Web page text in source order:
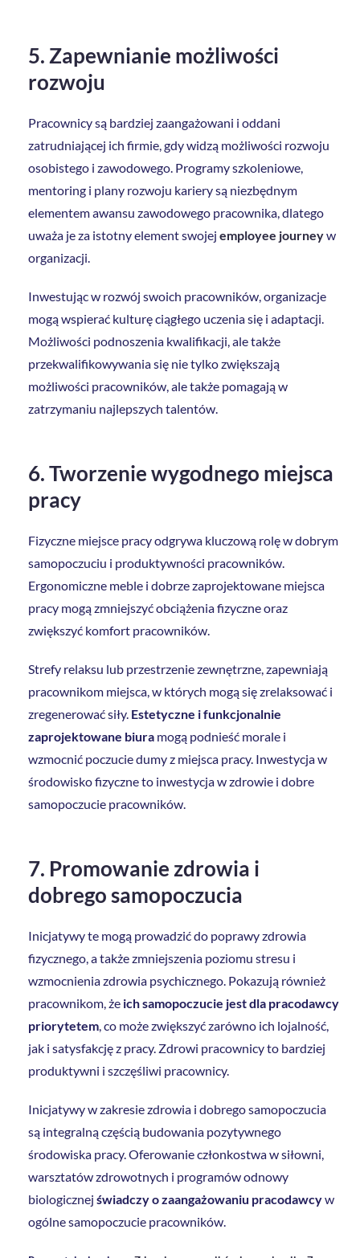
5. Zapewnianie możliwości
rozwoju
Pracownicy są bardziej zaangażowani i oddani
zatrudniającej ich firmie, gdy widzą możliwości rozwoju
osobistego i zawodowego. Programy szkoleniowe,
mentoring i plany rozwoju kariery są niezbędnym
elementem awansu zawodowego pracownika, dlatego
uważa je za istotny element swojej employee journeyw
organizacji.
Inwestując w rozwój swoich pracowników, organizacje
mogą wspierać kulturę ciągłego uczenia się i adaptacji.
Możliwości podnoszenia kwalifikacji, ale także
przekwalifikowywania się nie tylko zwiększają
możliwości pracowników, ale także pomagają w
zatrzymaniu najlepszych talentów.
6. Tworzenie wygodnego miejsca
pracy
Fizyczne miejsce pracy odgrywa kluczową rolę w dobrym
samopoczuciu i produktywności pracowników.
Ergonomiczne meble i dobrze zaprojektowane miejsca
pracy mogą zmniejszyć obciążenia fizyczne oraz
zwiększyć komfort pracowników.
Strefy relaksu lub przestrzenie zewnętrzne, zapewniają
pracownikom miejsca, w których mogą się zrelaksować i
zregenerować siły. Estetyczne i funkcjonalnie
zaprojektowane biura mogą podnieść morale i
wzmocnić poczucie dumy z miejsca pracy. Inwestycja w
środowisko fizyczne to inwestycja w zdrowie i dobre
samopoczucie pracowników.
7. Promowanie zdrowia i
dobrego samopoczucia
Inicjatywy te mogą prowadzić do poprawy zdrowia
fizycznego, a także zmniejszenia poziomu stresu i
wzmocnienia zdrowia psychicznego. Pokazują również
pracownikom, że ich samopoczucie jest dla pracodawcy
priorytetem, co może zwiększyć zarówno ich lojalność,
jak i satysfakcję z pracy. Zdrowi pracownicy to bardziej
produktywni i szczęśliwi pracownicy.
Inicjatywy w zakresie zdrowia i dobrego samopoczucia
są integralną częścią budowania pozytywnego
środowiska pracy. Oferowanie członkostwa w siłowni,
warsztatów zdrowotnych i programów odnowy
biologicznej świadczy o zaangażowaniu pracodawcyw
ogólne samopoczucie pracowników.